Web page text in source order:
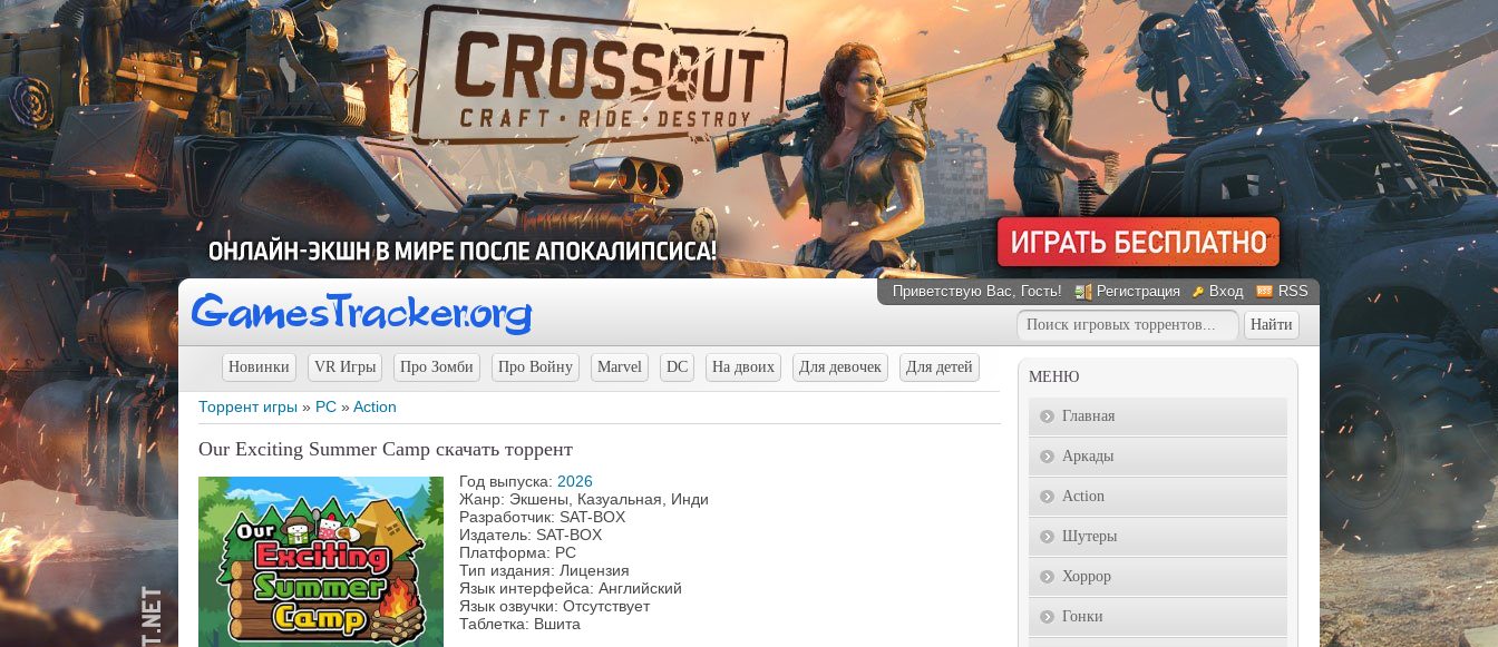
Приветствую Вас, Гость! Регистрация Вход RSS
Новинки VR Игры Про Зомби Про Войну Marvel DC На двоих Для девочек Для детей
Торрент игры » PC »Action
Our Exciting Summer Camp скачать торрент
Год выпуска: 2026
Жанр: Экшены, Казуальная, Инди
Разработчик: SAT-BOX
Издатель: SAT-BOX
Платформа: PC
Тип издания: Лицензия
Язык интерфейса: Английский
Язык озвучки: Отсутствует
Таблетка: Вшита
МЕНЮ
Главная
Аркады
Action
Шутеры
Хоррор
Гонки